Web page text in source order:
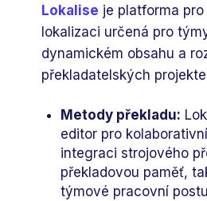
Lokalise je platforma
lokalizaci určená pro
dynamickém obsahu a
překladatelských
Metody překladu:
editor pro
integraci strojového
překladovou paměť,
týmové pracovní